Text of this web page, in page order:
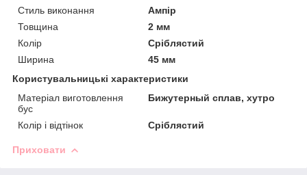
Стиль виконання
Ампір
Товщина
2 мм
Колір
Сріблястий
Ширина
45 мм
Користувальницькі характеристики
Матеріал виготовлення
бус
Бижутерный сплав, хутро
Колір і відтінок Сріблястий
Приховати